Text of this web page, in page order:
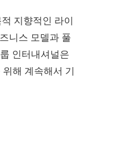
지향적인 라이
니스 모델과 풀
인터내셔널은
위해 계속해서 기